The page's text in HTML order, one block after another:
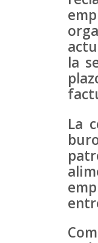
la
La